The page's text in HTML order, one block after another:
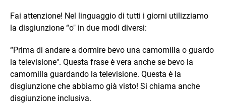
Fai attenzione! Nel linguaggio di tutti i giorni utilizziamo
la disgiunzione “o" in due modi diversi:
“Prima di andare a dormire bevo una camomilla o guardo
la televisione". Questa frase è vera anche se bevo la
camomilla guardando la televisione. Questa è la
disgiunzione che abbiamo già visto! Si chiama anche
disgiunzione inclusiva.